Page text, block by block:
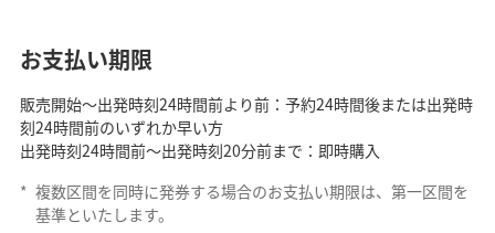
お支払い期限
販売開始～出発時刻24時間前より前：予約24時間後または出発時
刻24時間前のいずれか早い方
出発時刻24時間前～出発時刻20分前まで：即時購入
* 複数区間を同時に発券する場合のお支払い期限は、第一区間を
基準といたします。